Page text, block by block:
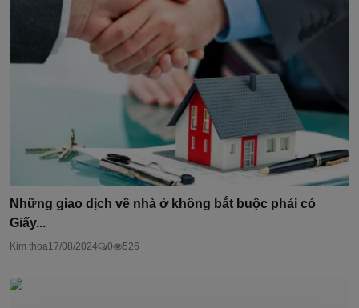
Những giao dịch về nhà ở không bắt buộc phải có
Giấy...
Kim thoa17/08/2024 0 526